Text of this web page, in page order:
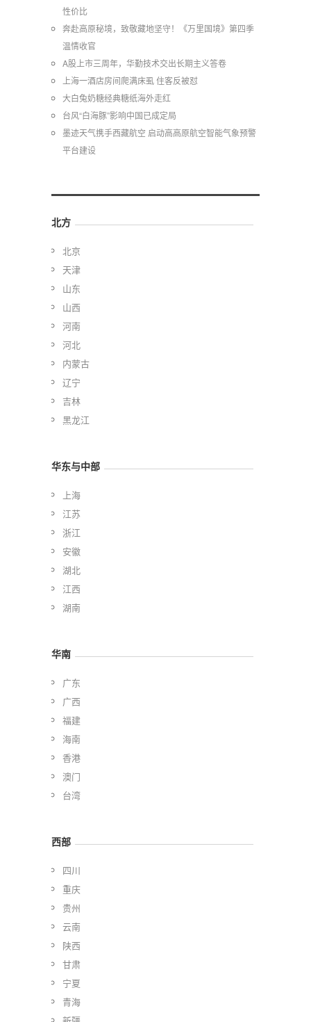
性价比
奔赴高原秘境，致敬藏地坚守！《万里国境》第四季
温情收官
A股上市三周年，华勤技术交出长期主义答卷
上海一酒店房间爬满床虱 住客反被怼
大白兔奶糖经典糖纸海外走红
台风“白海豚”影响中国已成定局
墨迹天气携手西藏航空 启动高高原航空智能气象预警
平台建设
北方
北京
天津
山东
山西
河南
河北
内蒙古
辽宁
吉林
黑龙江
华东与中部
上海
江苏
浙江
安徽
湖北
江西
湖南
华南
广东
广西
福建
海南
香港
澳门
台湾
西部
四川
重庆
贵州
云南
陕西
甘肃
宁夏
青海